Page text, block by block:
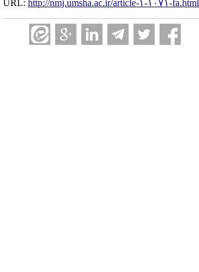
URL: http://nmj.umsha.ac.ir/article-۱-۱۰۷۱-fa.html